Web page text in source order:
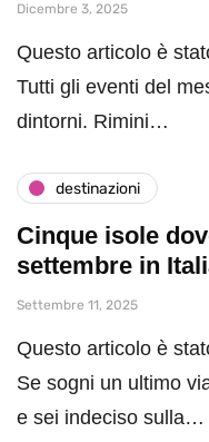
Dicembre 3, 2025
Questo articolo è
Tutti gli eventi del
dintorni. Rimini…
destinazioni
Cinque isole
settembre in
Settembre 11, 2025
Questo articolo è
Se sogni un ultimo
e sei indeciso sulla…